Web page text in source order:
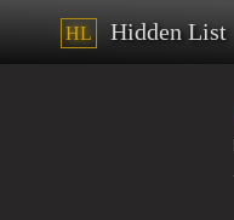
HL Hidden List